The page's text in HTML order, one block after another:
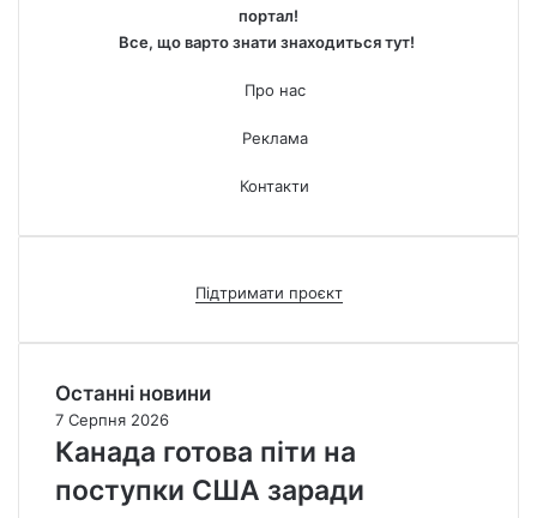
портал!
Все, що варто знати знаходиться тут!
Про нас
Реклама
Контакти
Підтримати проєкт
Останні новини
7 Серпня 2026
Канада готова піти на
поступки США заради